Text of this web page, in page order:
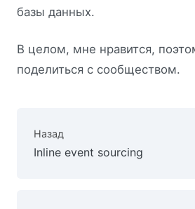
базы данных.
В целом, мне нравится,
поделиться с сообществом.
Назад
Inline event sourcing